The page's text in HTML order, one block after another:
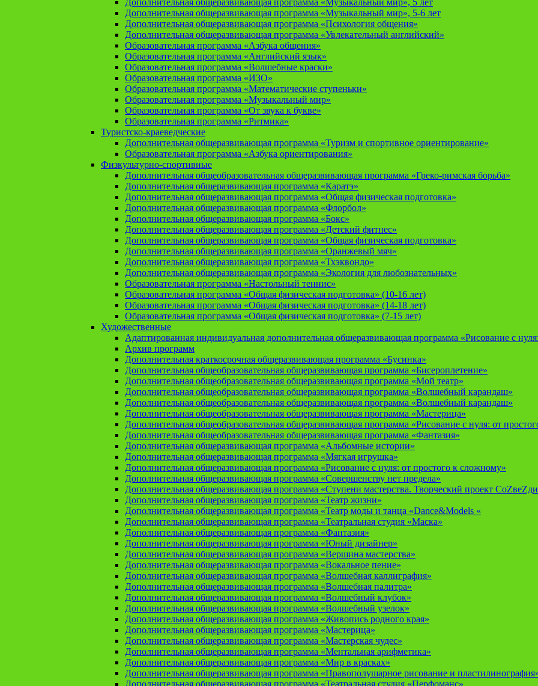
Дополнительная общеразвивающая программа «Музыкальный мир», 5 лет
Дополнительная общеразвивающая программа «Музыкальный мир», 5-6 лет
Дополнительная общеразвивающая программа «Психология общения»
Дополнительная общеразвивающая программа «Увлекательный английский»
Образовательная программа «Азбука общения»
Образовательная программа «Английский язык»
Образовательная программа «Волшебные краски»
Образовательная программа «ИЗО»
Образовательная программа «Математические ступеньки»
Образовательная программа «Музыкальный мир»
Образовательная программа «От звука к букве»
Образовательная программа «Ритмика»
Туристско-краеведческие
Дополнительная общеразвивающая программа «Туризм и спортивное ориентирование»
Образовательная программа «Азбука ориентирования»
Физкультурно-спортивные
Дополнительная общеобразовательная общеразвивающая программа «Греко-римская борьба»
Дополнительная общеразвивающая программа «Каратэ»
Дополнительная общеразвивающая программа «Общая физическая подготовка»
Дополнительная общеразвивающая программа «Флорбол»
Дополнительная общеразвивающая программа «Бокс»
Дополнительная общеразвивающая программа «Детский фитнес»
Дополнительная общеразвивающая программа «Общая физическая подготовка»
Дополнительная общеразвивающая программа «Оранжевый мяч»
Дополнительная общеразвивающая программа «Тхэквондо»
Дополнительная общеразвивающая программа «Экология для любознательных»
Образовательная программа «Настольный теннис»
Образовательная программа «Общая физическая подготовка» (10-16 лет)
Образовательная программа «Общая физическая подготовка» (14-18 лет)
Образовательная программа «Общая физическая подготовка» (7-15 лет)
Художественные
Адаптированная индивидуальная дополнительная общеразвивающая программа «Рисование с
Архив программ
Дополнительная краткосрочная общеразвивающая программа «Бусинка»
Дополнительная общеобразовательная общеразвивающая программа «Бисероплетение»
Дополнительная общеобразовательная общеразвивающая программа «Мой театр»
Дополнительная общеобразовательная общеразвивающая программа «Волшебный карандаш»
Дополнительная общеобразовательная общеразвивающая программа «Волшебный карандаш»
Дополнительная общеобразовательная общеразвивающая программа «Мастерица»
Дополнительная общеобразовательная общеразвивающая программа «Рисование с нуля: от
Дополнительная общеобразовательная общеразвивающая программа «Фантазия»
Дополнительная общеразвивающая программа «Альбомные истории»
Дополнительная общеразвивающая программа «Мягкая игрушка»
Дополнительная общеразвивающая программа «Рисование с нуля: от простого к сложному»
Дополнительная общеразвивающая программа «Совершенству нет предела»
Дополнительная общеразвивающая программа «Ступени мастерства. Творческий проект
Дополнительная общеразвивающая программа «Театр жизни»
Дополнительная общеразвивающая программа «Театр моды и танца «Dance&Models «
Дополнительная общеразвивающая программа «Театральная студия «Маска»
Дополнительная общеразвивающая программа «Фантазия»
Дополнительная общеразвивающая программа «Юный дизайнер»
Дополнительная общеразвивающая программа «Вершина мастерства»
Дополнительная общеразвивающая программа «Вокальное пение»
Дополнительная общеразвивающая программа «Волшебная каллиграфия»
Дополнительная общеразвивающая программа «Волшебная палитра»
Дополнительная общеразвивающая программа «Волшебный клубок»
Дополнительная общеразвивающая программа «Волшебный узелок»
Дополнительная общеразвивающая программа «Живопись родного края»
Дополнительная общеразвивающая программа «Мастерица»
Дополнительная общеразвивающая программа «Мастерская чудес»
Дополнительная общеразвивающая программа «Ментальная арифметика»
Дополнительная общеразвивающая программа «Мир в красках»
Дополнительная общеразвивающая программа «Правополушарное рисование и
Дополнительная общеразвивающая программа «Театральная студия «Перфоманс»